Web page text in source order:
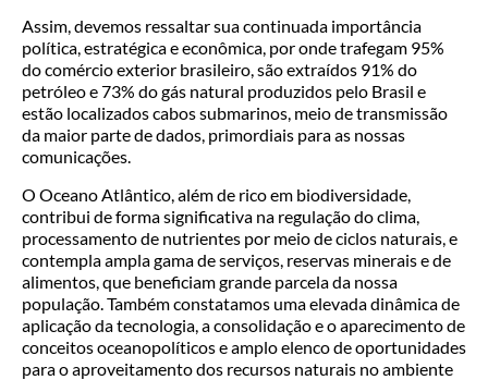
Assim, devemos ressaltar sua continuada importância
política, estratégica e econômica, por onde trafegam 95%
do comércio exterior brasileiro, são extraídos 91% do
petróleo e 73% do gás natural produzidos pelo Brasil e
estão localizados cabos submarinos, meio de transmissão
da maior parte de dados, primordiais para as nossas
comunicações.
O Oceano Atlântico, além de rico em biodiversidade,
contribui de forma significativa na regulação do clima,
processamento de nutrientes por meio de ciclos naturais, e
contempla ampla gama de serviços, reservas minerais e de
alimentos, que beneficiam grande parcela da nossa
população. Também constatamos uma elevada dinâmica de
aplicação da tecnologia, a consolidação e o aparecimento de
conceitos oceanopolíticos e amplo elenco de oportunidades
para o aproveitamento dos recursos naturais no ambiente